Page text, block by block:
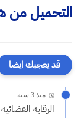
التحميل من
قد يعجبك ايضا
منذ 3 سنة
الرقابة